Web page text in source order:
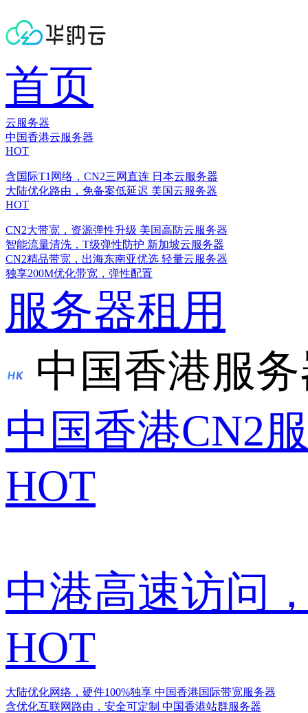
首页
云服务器
中国香港云服务器
HOT
含国际T1网络，CN2三网直连 日本云服务器
大陆优化路由，免备案低延迟 美国云服务器
HOT
CN2大带宽，资源弹性升级 美国高防云服务器
智能流量清洗，T级弹性防护 新加坡云服务器
CN2精品带宽，出海东南亚优选 轻量云服务器
独享200M优化带宽，弹性配置
服务器租用
中国香港服
中国香港CN2
HOT
中港高速访问
HOT
大陆优化网络，硬件100%独享 中国香港国际带宽服务器
含优化互联网路由，安全可定制 中国香港站群服务器